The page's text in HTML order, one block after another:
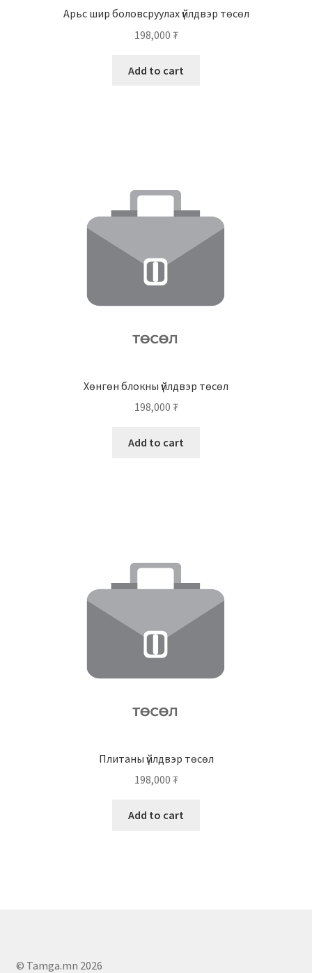
Арьс шир боловсруулах үйлдвэр төсөл
198,000 ₮
Add to cart
Хөнгөн блокны үйлдвэр төсөл
198,000 ₮
Add to cart
Плитаны үйлдвэр төсөл
198,000 ₮
Add to cart
© Tamga.mn 2026